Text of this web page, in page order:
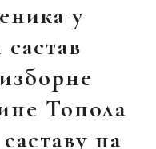
у
Топола
на